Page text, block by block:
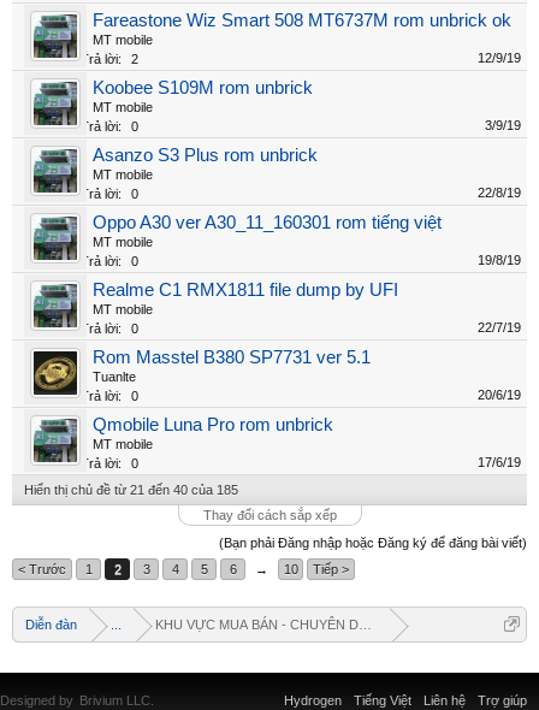
Fareastone Wiz Smart 508 MT6737M rom unbrick ok
MT mobile
Trả lời:
2 12/9/19
Koobee S109M rom unbrick
MT mobile
Trả lời:
0 3/9/19
Asanzo S3 Plus rom unbrick
MT mobile
Trả lời:
0 22/8/19
Oppo A30 ver A30_11_160301 rom tiếng việt
MT mobile
Trả lời:
0 19/8/19
Realme C1 RMX1811 file dump by UFI
MT mobile
Trả lời:
0 22/7/19
Rom Masstel B380 SP7731 ver 5.1
Tuanlte
Trả lời:
0 20/6/19
Qmobile Luna Pro rom unbrick
MT mobile
Trả lời:
0
17/6/19
Hiển thị chủ đề từ 21 đến 40 của 185
Thay đổi cách sắp xếp
(Bạn phải Đăng nhập hoặc Đăng ký để đăng bài viết)
< Trước
1 2 3 4 5 6 → 10 Tiếp >
Diễn đàn KHU VỰC MUA BÁN - CHUYÊN DOANH
Liên hệ Trợ giúp
Hydrogen Tiếng Việt
Designed by Brivium LLC.